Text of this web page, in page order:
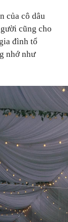
của cô dâu
cũng cho
đình tổ
nhớ như